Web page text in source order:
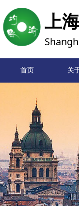
首页 关
上